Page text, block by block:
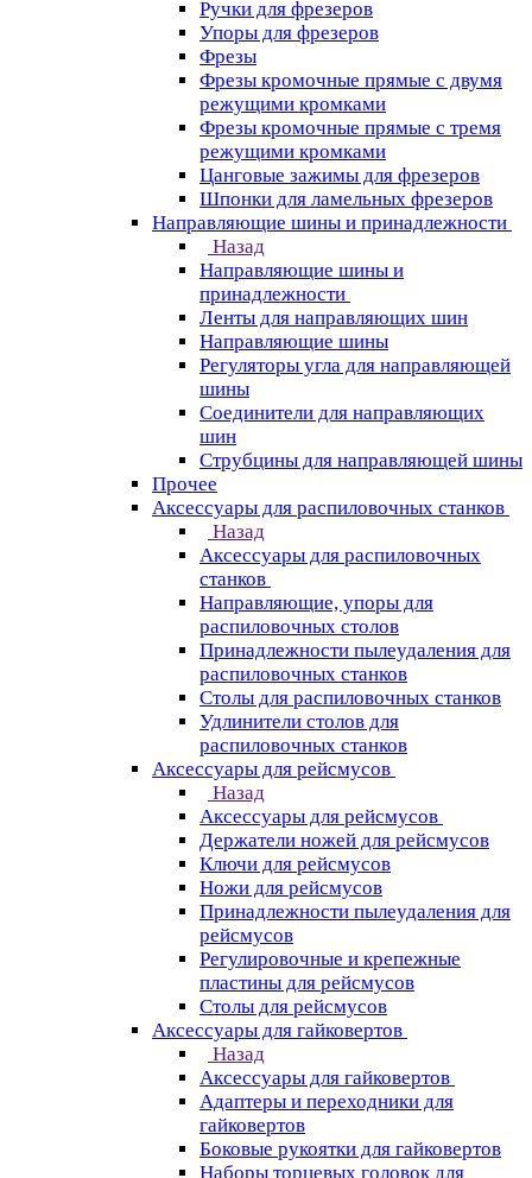
Ручки для фрезеров
Упоры для фрезеров
Фрезы
Фрезы кромочные прямые с двумя
режущими кромками
Фрезы кромочные прямые с тремя
режущими кромками
Цанговые зажимы для фрезеров
Шпонки для ламельных фрезеров
Направляющие шины и принадлежности
Назад
Направляющие шины и
принадлежности
Ленты для направляющих шин
Направляющие шины
Регуляторы угла для направляющей
шины
Соединители для направляющих
шин
Струбцины для направляющей шины
Прочее
Аксессуары для распиловочных станков
Назад
Аксессуары для распиловочных
станков
Направляющие, упоры для
распиловочных столов
Принадлежности пылеудаления для
распиловочных станков
Столы для распиловочных станков
Удлинители столов для
распиловочных станков
Аксессуары для рейсмусов
Назад
Аксессуары для рейсмусов
Держатели ножей для рейсмусов
Ключи для рейсмусов
Ножи для рейсмусов
Принадлежности пылеудаления для
рейсмусов
Регулировочные и крепежные
пластины для рейсмусов
Столы для рейсмусов
Аксессуары для гайковертов
Назад
Аксессуары для гайковертов
Адаптеры и переходники для
гайковертов
Боковые рукоятки для гайковертов
Наборы торцевых головок для